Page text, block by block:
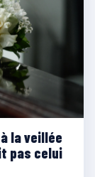
la veillée
pas celui